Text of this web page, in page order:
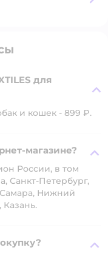
для
и кошек - 899 ₽.
магазине?
России, в том
Санкт-Петербург,
Нижний